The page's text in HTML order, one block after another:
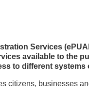
Services
available to the
to different
citizens, businesses